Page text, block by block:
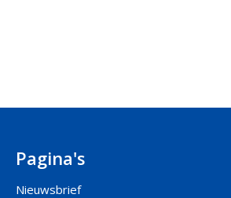
Pagina's
Nieuwsbrief